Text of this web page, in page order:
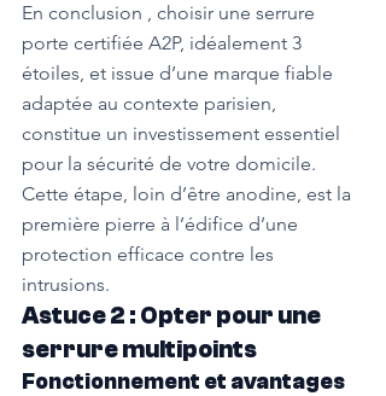
En conclusion , choisir une serrure
porte certifiée A2P, idéalement 3
étoiles, et issue d’une marque fiable
adaptée au contexte parisien,
constitue un investissement essentiel
pour la sécurité de votre domicile.
Cette étape, loin d’être anodine, est la
première pierre à l’édifice d’une
protection efficace contre les
intrusions.
Astuce 2 : Opter pour une
serrure multipoints
Fonctionnement et avantages